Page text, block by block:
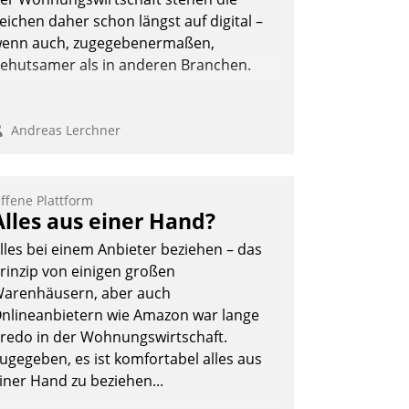
daher schon längst auf digital –
auch, zugegebenermaßen,
als in anderen Branchen.
Andreas Lerchner
Plattform
aus einer Hand?
bei einem Anbieter beziehen – das
von einigen großen
aber auch
wie Amazon war lange
in der Wohnungswirtschaft.
es ist komfortabel alles aus
Hand zu beziehen...